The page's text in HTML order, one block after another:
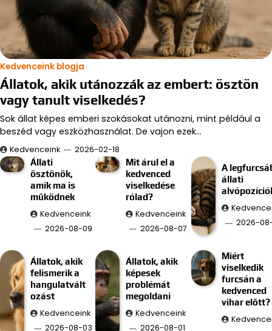
Kedvenceink blogja
Állatok, akik utánozzák az embert: ösztön
vagy tanult viselkedés?
Sok állat képes emberi szokásokat utánozni, mint például a
beszéd vagy eszközhasználat. De vajon ezek…
Kedvenceink
2026-02-18
Állati
ösztönök,
amik ma is
működnek
Kedvenceink
2026-08-09
Mit árul el a
kedvenced
viselkedése
rólad?
Kedvenceink
2026-08-07
A
állati
2026-
Állatok, akik
felismerik a
hangulatvált
ozást
Kedvenceink
2026-08-03
Állatok, akik
képesek
problémát
megoldani
Kedvenceink
2026-08-01
Miért
viselkedik
furcsán a
kedvenced
vihar előtt?